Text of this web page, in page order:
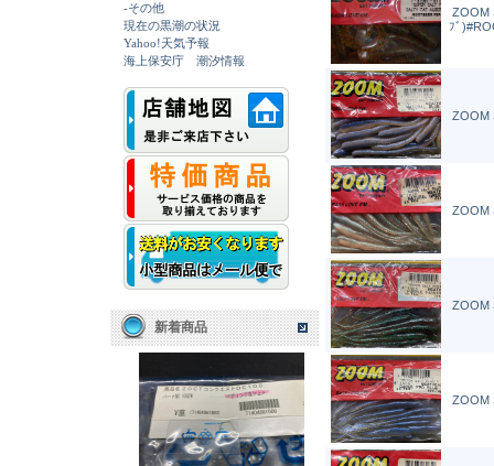
-その他
現在の黒潮の状況
Yahoo!天気予報
海上保安庁 潮汐情報
新着商品
ZOOM
ﾌﾞ
ZOOM
ZOOM
ZOOM
ZOOM